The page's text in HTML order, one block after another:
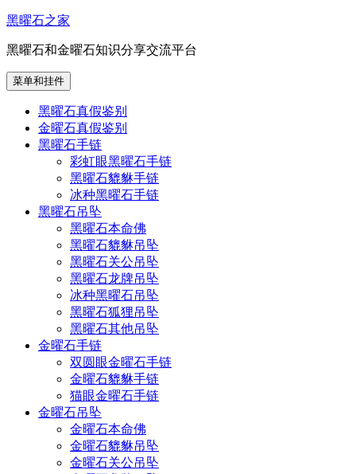
跳
内
容
黑曜石之家
黑曜石和金曜石知识分享交流平台
菜单和挂件
黑曜石真假鉴别
金曜石真假鉴别
黑曜石手链
彩虹眼黑曜石手链
黑曜石貔貅手链
冰种黑曜石手链
黑曜石吊坠
黑曜石本命佛
黑曜石貔貅吊坠
黑曜石关公吊坠
黑曜石龙牌吊坠
冰种黑曜石吊坠
黑曜石狐狸吊坠
黑曜石其他吊坠
金曜石手链
双圆眼金曜石手链
金曜石貔貅手链
猫眼金曜石手链
金曜石吊坠
金曜石本命佛
金曜石貔貅吊坠
金曜石关公吊坠